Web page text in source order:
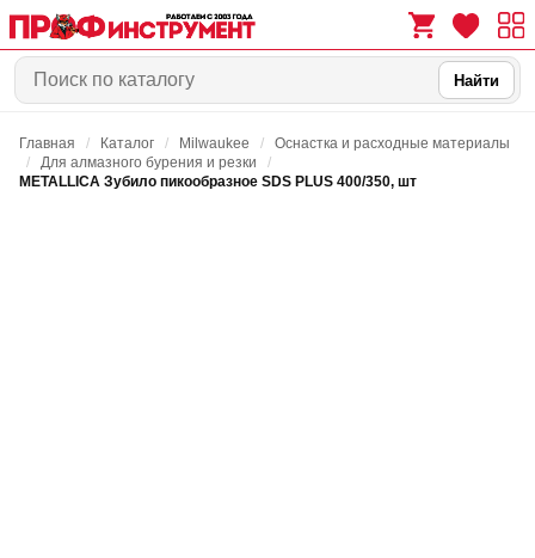
0
Найти
Главная / Каталог / Milwaukee /
Оснастка и расходные материалы
/
Для алмазного бурения и резки
/
METALLICA Зубило пикообразное SDS PLUS 400/350, шт